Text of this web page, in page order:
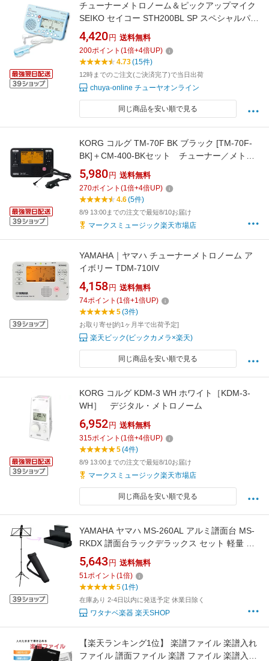
チューナーメトロノーム＆ピックアップマイク
SEIKO セイコー STH200BL SP スペシャルパッ
ク ブルー
4,420 円 送料無料
200ポイント (1倍+4倍UP)
4.73(15件)
12時までのご注文(ご決済完了)で当日出荷
chuya-online チューヤオンライン
同じ商品を安い順で見る
KORG コルグ TM-70F BK ブラック [TM-70F-
BK]＋CM-400-BKセット チューナー／メトロ
ノーム 【TMGR01】
5,980 円 送料無料
270ポイント (1倍+4倍UP)
4.6(5件)
8/9 13:00までの注文で最短8/10お届け
マークスミュージック楽天市場店
YAMAHA｜ヤマハ チューナーメトロノーム ア
イボリー TDM-710IV
4,158 円 送料無料
74ポイント (1倍+1倍UP)
5(3件)
お取り寄せ[約1ヶ月半で出荷予定]
楽天ビック(ビックカメラ×楽天)
同じ商品を安い順で見る
KORG コルグ KDM-3 WH ホワイト［KDM-3-
WH］ デジタル・メトロノーム
6,952 円 送料無料
315ポイント (1倍+4倍UP)
5(4件)
8/9 13:00までの注文で最短8/10お届け
マークスミュージック楽天市場店
同じ商品を安い順で見る
YAMAHA ヤマハ MS-260AL アルミ譜面台 MS-
RKDX 譜面台ラックデラックス セット 軽量 ケ
ース付き ミュージックスタンド music
stands 北海道 沖縄 離島不可
5,643 円 送料無料
51ポイント (1倍)
5(1件)
在庫あり 2-4日以内に発送予定 休業日除く
ワタナベ楽器 楽天SHOP
【楽天ランキング1位】 楽譜ファイル 楽譜入れ
ファイル 譜面ファイル 楽譜 ファイル 楽譜入れ